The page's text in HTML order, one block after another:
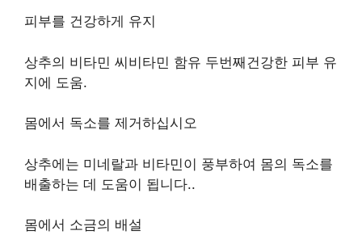
피부를 건강하게 유지
상추의 비타민 씨비타민 함유 두번째건강한 피부 유
지에 도움.
몸에서 독소를 제거하십시오
상추에는 미네랄과 비타민이 풍부하여 몸의 독소를
배출하는 데 도움이 됩니다..
몸에서 소금의 배설